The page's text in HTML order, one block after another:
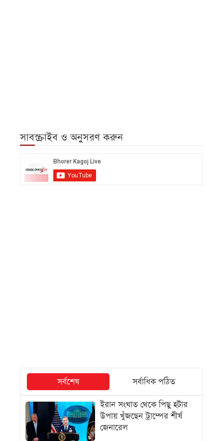
সাবস্ক্রাইব ও অনুসরণ করুন
সর্বশেষ
সর্বাধিক পঠিত
ইরান সংঘাত থেকে পিছু হটার
উপায় খুঁজছেন ট্রাম্পের শীর্ষ
জেনারেল